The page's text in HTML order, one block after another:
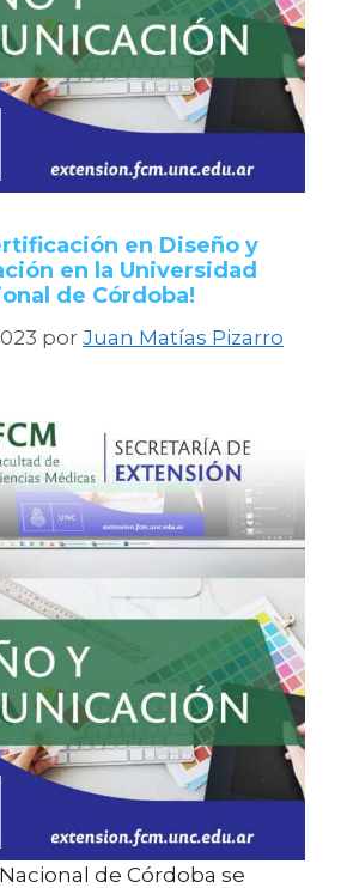
en Diseño y
en la Universidad
de Córdoba!
por Juan Matías Pizarro
de Córdoba se